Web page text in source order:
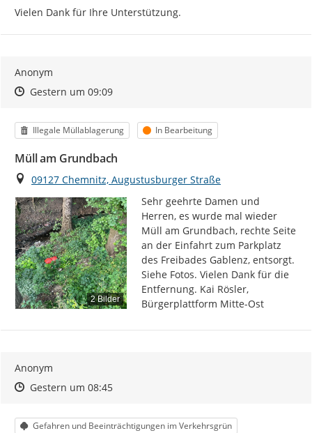
Vielen Dank für Ihre Unterstützung.
Anonym
Zeitpunkt des Erstellens
Zeitpunkt des Erstellens
Gestern um 09:09Zur Äußerung
Kategorie
Illegale Müllablagerung Status
In Bearbeitung
Müll am Grundbach
Ort
09127 Chemnitz, Augustusburger Straße
2 Bilder
Sehr geehrte Damen und
Herren, es wurde mal wieder
Müll am Grundbach, rechte Seite
an der Einfahrt zum Parkplatz
des Freibades Gablenz, entsorgt.
Siehe Fotos. Vielen Dank für die
Entfernung. Kai Rösler,
Bürgerplattform Mitte-Ost
Anonym
Zeitpunkt des Erstellens
Zeitpunkt des Erstellens
Gestern um 08:45Zur Äußerung
Kategorie
Gefahren und Beeinträchtigungen im Verkehrsgrün